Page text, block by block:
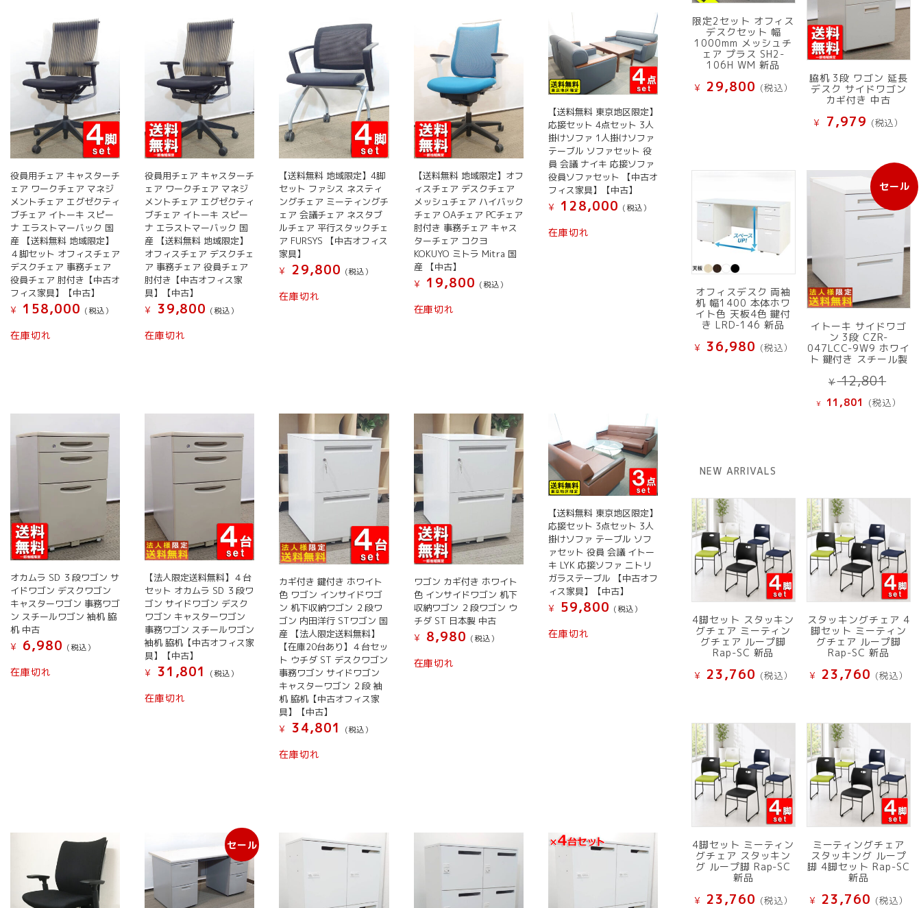
役員用チェア キャスターチ
ェア ワークチェア マネジ
メントチェア エグゼクティ
ブチェア イトーキ スピー
ナ エラストマーバック 国
産 【送料無料 地域限定】
４脚セット オフィスチェア
デスクチェア 事務チェア
役員チェア 肘付き【中古オ
フィス家具】【中古】
¥
158,000 (税込）
在庫切れ
役員用チェア キャスターチ
ェア ワークチェア マネジ
メントチェア エグゼクティ
ブチェア イトーキ スピー
ナ エラストマーバック 国
産 【送料無料 地域限定】
オフィスチェア デスクチェ
ア 事務チェア 役員チェア
肘付き【中古オフィス家
具】【中古】
¥
39,800 (税込）
在庫切れ
【送料無料 地域限定】4脚
セット ファシス ネスティ
ングチェア ミーティングチ
ェア 会議チェア ネスタブ
ルチェア 平行スタックチェ
ア FURSYS 【中古オフィス
家具】
¥
29,800 (税込）
在庫切れ
【送料無料 地域限定】オフ
ィスチェア デスクチェア
メッシュチェア ハイバック
チェア OAチェア PCチェア
肘付き 事務チェア キャス
ターチェア コクヨ
KOKUYO ミトラ Mitra 国
産 【中古】
¥
19,800 (税込）
在庫切れ
【送料無料 東京地区限定】
応接セット 4点セット 3人
掛けソファ 1人掛けソファ
テーブル ソファセット 役
員 会議 ナイキ 応接ソファ
役員ソファセット 【中古オ
フィス家具】【中古】
¥
128,000 (税込）
在庫切れ
オカムラ SD ３段ワゴン サ
イドワゴン デスクワゴン
キャスターワゴン 事務ワゴ
ン スチールワゴン 袖机 脇
机 中古
¥
6,980 (税込）
在庫切れ
エ
ー
シ
ョ
ン
【法人限定送料無料】４台
セット オカムラ SD ３段ワ
ゴン サイドワゴン デスク
ワゴン キャスターワゴン
事務ワゴン スチールワゴン
袖机 脇机【中古オフィス家
具】【中古】
¥
31,801 (税込）
在庫切れ
カギ付き 鍵付き ホワイト
色 ワゴン インサイドワゴ
ン 机下収納ワゴン ２段ワ
ゴン 内田洋行 STワゴン 国
産 【法人限定送料無料】
【在庫20台あり】４台セッ
ト ウチダ ST デスクワゴン
事務ワゴン サイドワゴン
キャスターワゴン ２段 袖
机 脇机【中古オフィス家
具】【中古】
¥
34,801 (税込）
在庫切れ
ワゴン カギ付き ホワイト
色 インサイドワゴン 机下
収納ワゴン ２段ワゴン ウ
チダ ST 日本製 中古
¥
8,980 (税込）
在庫切れ
ー
ン
【送料無料 東京地区限定】
応接セット 3点セット 3人
掛けソファ テーブル ソフ
ァセット 役員 会議 イトー
キ LYK 応接ソファ ニトリ
ガラステーブル 【中古オフ
ィス家具】【中古】
¥
59,800 (税込）
在庫切れ
セール
限定2セット オフィス
デスクセット 幅
1000mm メッシュチ
ェア プラス SH2-
106H WM 新品
¥ 29,800 (税込）
脇机 3段 ワゴン 延長
デスク サイドワゴン
カギ付き 中古
¥ 7,979 (税込）
オフィスデスク 両袖
机 幅1400 本体ホワ
イト色 天板4色 鍵付
き LRD-146 新品
¥ 36,980 (税込）
セール
販
売
中
品
イトーキ サイドワゴ
ン 3段 CZR-
047LCC-9W9 ホワイ
ト 鍵付き スチール製
¥12,801
の
価
¥ 11,801 現
で
す。
(税込）
NEW ARRIVALS
4脚セット スタッキン
グチェア ミーティン
グチェア ループ脚
Rap-SC 新品
¥ 23,760 (税込）
スタッキングチェア 4
脚セット ミーティン
グチェア ループ脚
Rap-SC 新品
¥ 23,760 (税込）
4脚セット ミーティン
グチェア スタッキン
グ ループ脚 Rap-SC
新品
¥ 23,760 (税込）
ミーティングチェア
スタッキング ループ
脚 4脚セット Rap-SC
新品
¥ 23,760 (税込）